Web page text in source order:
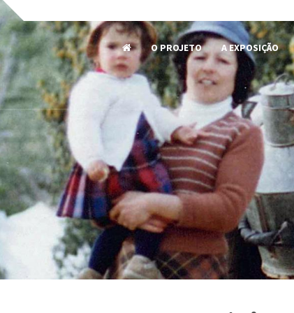
O PROJETO
A EXPOSIÇÃO